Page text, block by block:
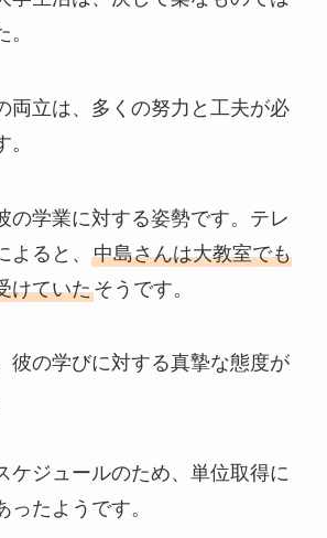
両立は、多くの努力と工夫が必
の学業に対する姿勢です。テレ
よると、 中島さんは大教室でも
けていたそうです。
彼の学びに対する真摯な態度が
ケジュールのため、単位取得に
たようです。